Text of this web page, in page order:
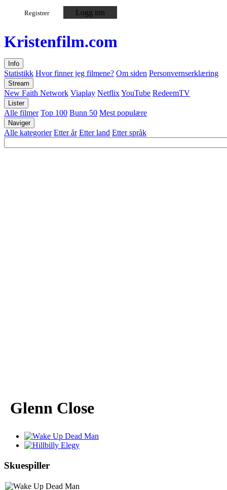
Registrer Logg inn
Kristenfilm.com
Info
Statistikk Hvor finner jeg filmene? Om siden Personvernserklæring
Stream
New Faith Network Viaplay NetflixYouTube RedeemTV
Lister
Alle filmer Top 100 Bunn 50 Mest populære
Naviger
Alle kategorier Etter år Etter land Etter språk
Glenn Close
Skuespiller